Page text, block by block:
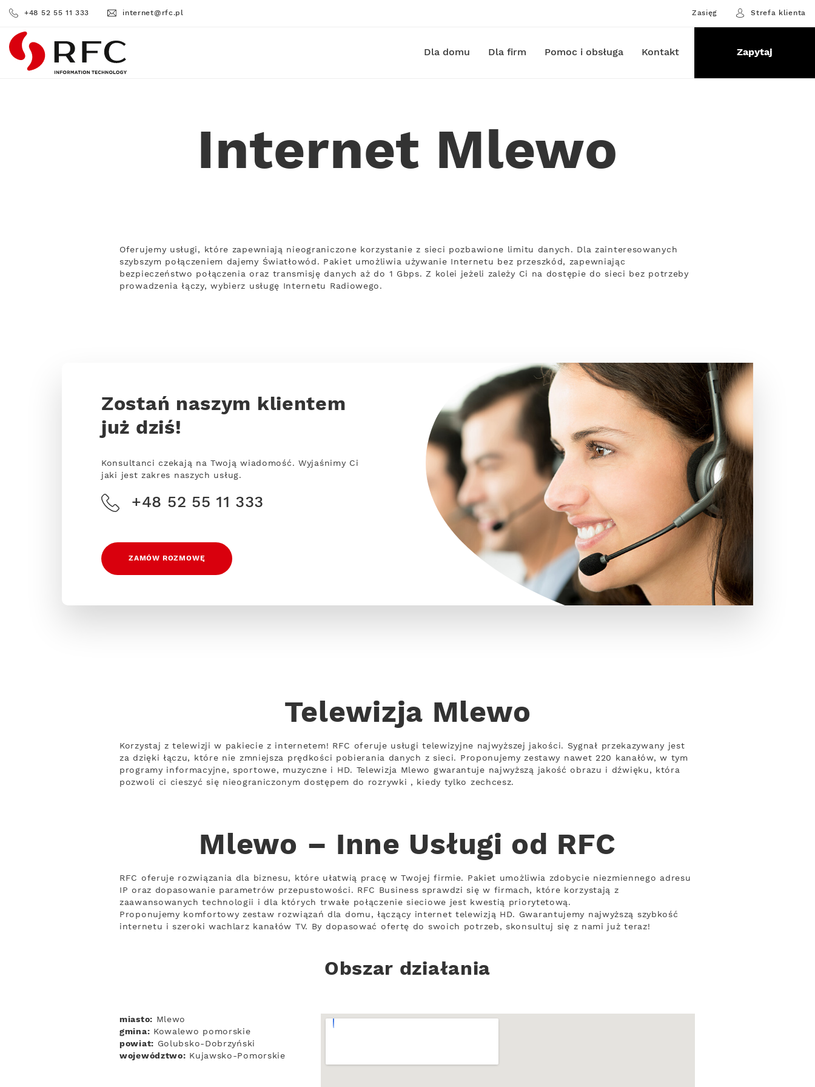
+48 52 55 11 333 internet@rfc.pl Zasięg Strefa klienta
RFC Dla domu Dla firm Pomoc i obsługa Kontakt Zapytaj
Internet Mlewo
Oferujemy usługi, które zapewniają nieograniczone korzystanie z sieci pozbawione limitu danych. Dla zainteresowanych
szybszym połączeniem dajemy Światłowód. Pakiet umożliwia używanie Internetu bez przeszkód, zapewniając
bezpieczeństwo połączenia oraz transmisję danych aż do 1 Gbps. Z kolei jeżeli zależy Ci na dostępie do sieci bez potrzeby
prowadzenia łączy, wybierz usługę Internetu Radiowego.
Zostań naszym klientem
już dziś!
Konsultanci czekają na Twoją wiadomość. Wyjaśnimy Ci
jaki jest zakres naszych usług.
+48 52 55 11 333
ZAMÓW ROZMOWĘ
Telewizja Mlewo
Korzystaj z telewizji w pakiecie z internetem! RFC oferuje usługi telewizyjne najwyższej jakości. Sygnał przekazywany jest
za dzięki łączu, które nie zmniejsza prędkości pobierania danych z sieci. Proponujemy zestawy nawet 220 kanałów, w tym
programy informacyjne, sportowe, muzyczne i HD. Telewizja Mlewo gwarantuje najwyższą jakość obrazu i dźwięku, która
pozwoli ci cieszyć się nieograniczonym dostępem do rozrywki , kiedy tylko zechcesz.
Mlewo – Inne Usługi od RFC
RFC oferuje rozwiązania dla biznesu, które ułatwią pracę w Twojej firmie. Pakiet umożliwia zdobycie niezmiennego adresu
IP oraz dopasowanie parametrów przepustowości. RFC Business sprawdzi się w firmach, które korzystają z
zaawansowanych technologii i dla których trwałe połączenie sieciowe jest kwestią priorytetową.
Proponujemy komfortowy zestaw rozwiązań dla domu, łączący internet telewizją HD. Gwarantujemy najwyższą szybkość
internetu i szeroki wachlarz kanałów TV. By dopasować ofertę do swoich potrzeb, skonsultuj się z nami już teraz!
Obszar działania
miasto: Mlewo
gmina: Kowalewo pomorskie
powiat: Golubsko-Dobrzyński
województwo: Kujawsko-Pomorskie